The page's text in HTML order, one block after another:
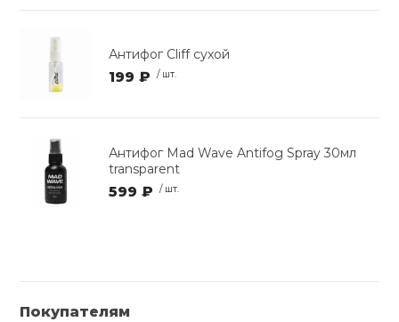
Антифог Cliff сухой
199 ₽ / шт.
Антифог Mad Wave Antifog Spray 30мл
transparent
599 ₽ / шт.
Покупателям